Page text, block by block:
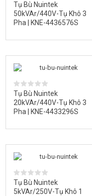
Tụ Bù Nuintek
50kVAr/440V-Tụ Khô 3
Pha | KNE-4436576S
Tụ Bù Nuintek
20kVAr/440V-Tụ Khô 3
Pha | KNE-4433296S
Tụ Bù Nuintek
5kVAr/250V-Tụ Khô 1